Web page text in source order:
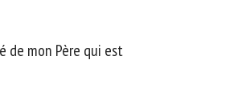
de mon Père qui est